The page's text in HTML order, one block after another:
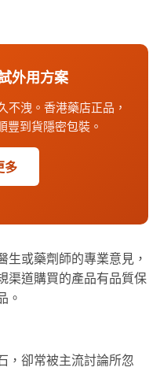
外用方案
不洩。香港藥店正品，
豐到貨隱密包裝。
多
生或藥劑師的專業意見，
渠道購買的產品有品質保
。
，卻常被主流討論所忽